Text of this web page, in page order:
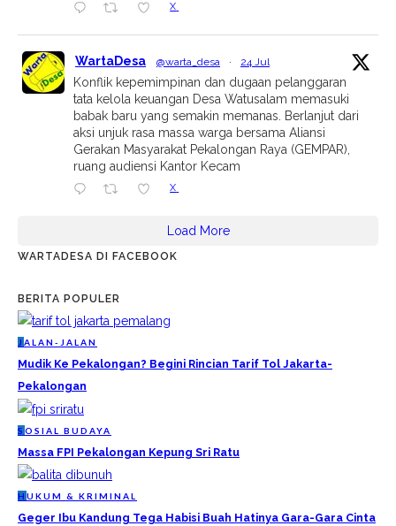
X
WartaDesa @warta_desa · 24 Jul
Konflik kepemimpinan dan dugaan pelanggaran
tata kelola keuangan Desa Watusalam memasuki
babak baru yang semakin memanas. Berlanjut dari
aksi unjuk rasa massa warga bersama Aliansi
Gerakan Masyarakat Pekalongan Raya (GEMPAR),
ruang audiensi Kantor Kecam
X
Load More
WARTADESA DI FACEBOOK
BERITA POPULER
J ALAN-JALAN
Mudik Ke Pekalongan? Begini Rincian Tarif Tol Jakarta-
Pekalongan
S OSIAL BUDAYA
Massa FPI Pekalongan Kepung Sri Ratu
H UKUM & KRIMINAL
Geger Ibu Kandung Tega Habisi Buah Hatinya Gara-Gara Cinta